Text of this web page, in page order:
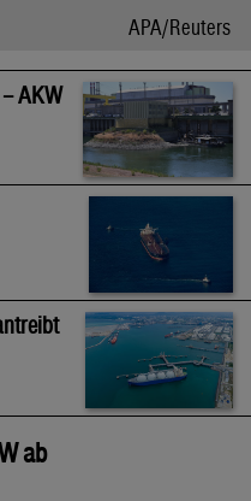
APA/Reuters
AKW
ab